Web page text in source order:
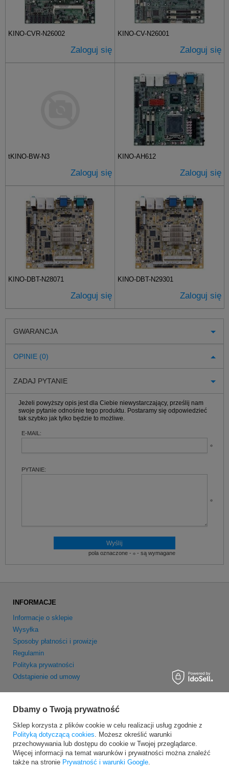
KINO-CVR-N26002
Zaloguj się
KINO-CV-N26001
Zaloguj się
tKINO-BW-N3
Zaloguj się
KINO-AH612
Zaloguj się
KINO-DBT-N28071
Zaloguj się
KINO-DBT-N29301
Zaloguj się
GWARANCJA
OPINIE (0)
ZADAJ PYTANIE
Jeżeli powyższy opis jest dla Ciebie niewystarczający, prześlij nam
swoje pytanie odnośnie tego produktu. Postaramy się odpowiedzieć
tak szybko jak tylko będzie to możliwe.
E-MAIL:
PYTANIE:
pola oznaczone - - są wymagane
INFORMACJE
Informacje o sklepie
Wysyłka
Sposoby płatności i prowizje
Regulamin
Polityka prywatności
Odstąpienie od umowy
Zarejestruj się
Moje zamówienia
Koszyk
Obserwowane
Newsletter
Dbamy o Twoją prywatność
Sklep korzysta z plików cookie w celu realizacji usług zgodnie z
Polityką dotyczącą cookies. Możesz określić warunki
przechowywania lub dostępu do cookie w Twojej przeglądarce.
Więcej informacji na temat warunków i prywatności można znaleźć
także na stronie Prywatność i warunki Google.